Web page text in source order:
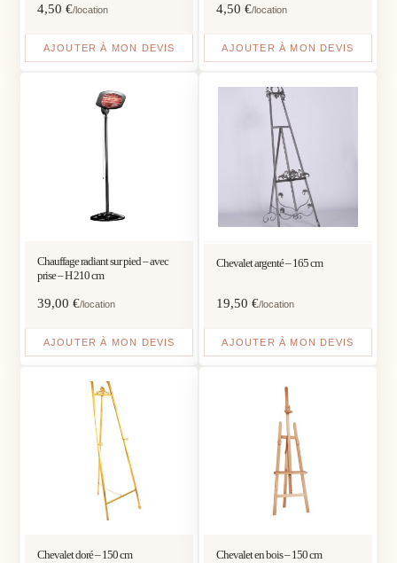
4,50€/location
AJOUTER À MON DEVIS
4,50 €/location
AJOUTER À MON DEVIS
Chauffage radiant sur pied – avec
prise – H 210 cm
39,00€/location
AJOUTER À MON DEVIS
Chevalet argenté – 165 cm
19,50 €/location
AJOUTER À MON DEVIS
Chevalet doré – 150 cm Chevalet en bois – 150 cm